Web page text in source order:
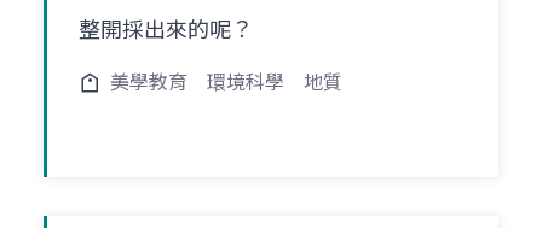
整開採出來的呢？
美學教育 環境科學 地質